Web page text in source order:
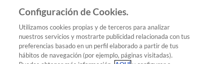
Más Información
© 2026 OCU
Condiciones generales de contratación de OCU
Configuración de Cookies.
Utilizamos cookies propias y de terceros para analizar
nuestros servicios y mostrarte publicidad relacionada con tus
preferencias basado en un perfil elaborado a partir de tus
hábitos de navegación (por ejemplo, páginas visitadas).